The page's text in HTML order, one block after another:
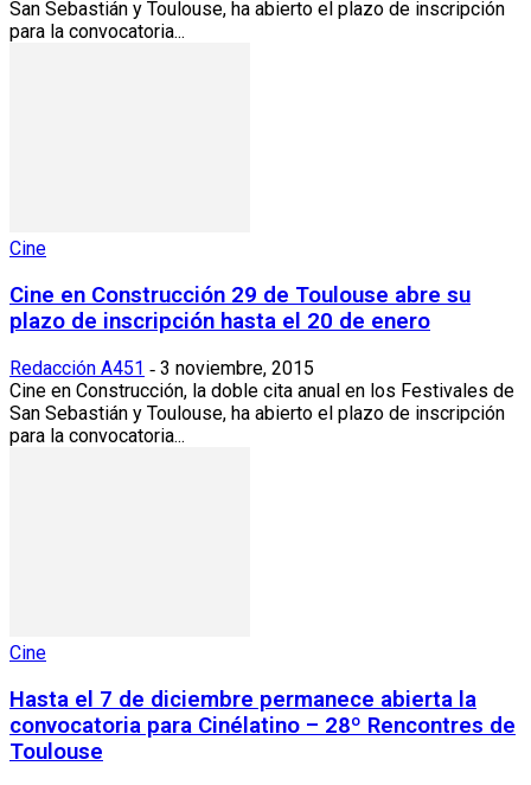
San Sebastián y Toulouse, ha abierto el plazo de inscripción
para la convocatoria...
Cine
Cine en Construcción 29 de Toulouse abre su
plazo de inscripción hasta el 20 de enero
Redacción A451 - 3 noviembre, 2015
Cine en Construcción, la doble cita anual en los Festivales de
San Sebastián y Toulouse, ha abierto el plazo de inscripción
para la convocatoria...
Cine
Hasta el 7 de diciembre permanece abierta la
convocatoria para Cinélatino – 28º Rencontres de
Toulouse